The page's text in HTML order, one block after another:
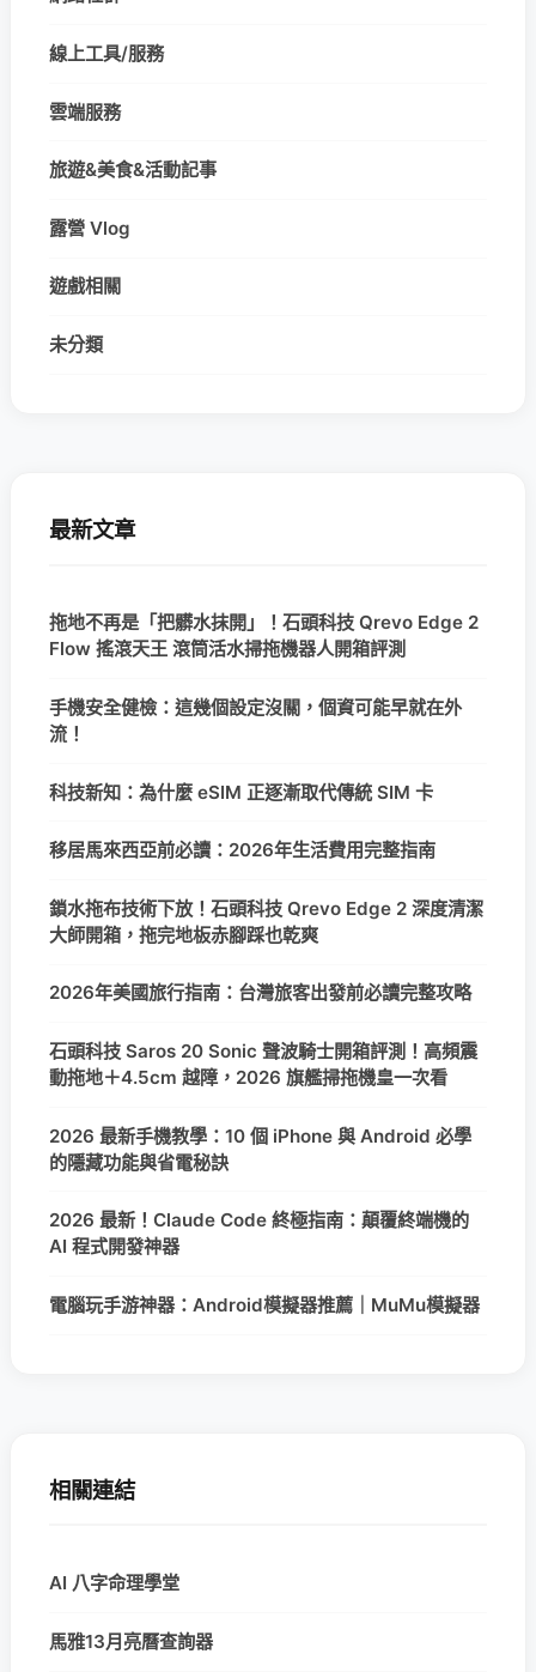
線上工具/服務
雲端服務
旅遊&美食&活動記事
露營 Vlog
遊戲相關
未分類
最新文章
拖地不再是「把髒水抹開」！石頭科技 Qrevo Edge 2
Flow 搖滾天王 滾筒活水掃拖機器人開箱評測
手機安全健檢：這幾個設定沒關，個資可能早就在外
流！
科技新知：為什麼 eSIM 正逐漸取代傳統 SIM 卡
移居馬來西亞前必讀：2026年生活費用完整指南
鎖水拖布技術下放！石頭科技 Qrevo Edge 2 深度清潔
大師開箱，拖完地板赤腳踩也乾爽
2026年美國旅行指南：台灣旅客出發前必讀完整攻略
石頭科技 Saros 20 Sonic 聲波騎士開箱評測！高頻震
動拖地＋4.5cm 越障，2026 旗艦掃拖機皇一次看
2026 最新手機教學：10 個 iPhone 與 Android 必學
的隱藏功能與省電秘訣
2026 最新！Claude Code 終極指南：顛覆終端機的
AI 程式開發神器
電腦玩手游神器：Android模擬器推薦｜MuMu模擬器
相關連結
AI 八字命理學堂
馬雅13月亮曆查詢器